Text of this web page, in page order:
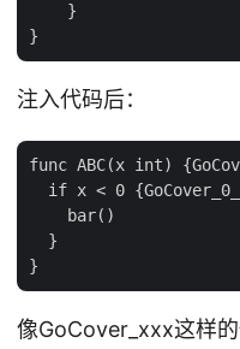
    }
注入代码后：
func ABC(x int)
if x < 0
    bar()
  }
像GoCover_xxx这样